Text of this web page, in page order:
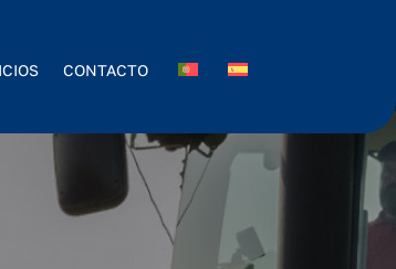
CONTACTO